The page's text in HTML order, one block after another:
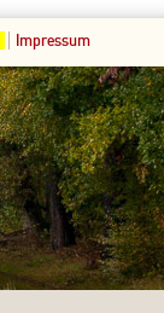
Impressum